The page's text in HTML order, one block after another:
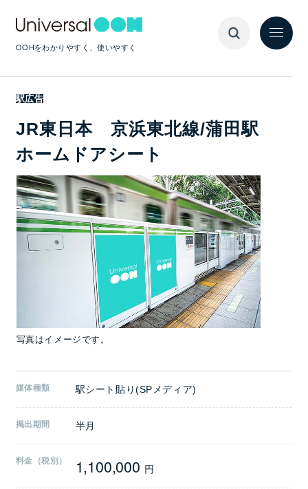
OOHをわかりやすく、使いやすく
駅広告
JR東日本 京浜東北線/蒲田駅
ホームドアシート
写真はイメージです。
媒体種類 駅シート貼り(SPメディア)
掲出期間 半月
料金（税別） 1,100,000 円